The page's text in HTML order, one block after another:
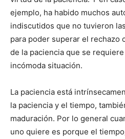
ejemplo, ha habido muchos
indiscutidos que no tuvieron
para poder superar el rechazo
de la paciencia que se
incómoda situación.
La paciencia está
la paciencia y el tiempo,
maduración. Por lo general
uno quiere es porque el